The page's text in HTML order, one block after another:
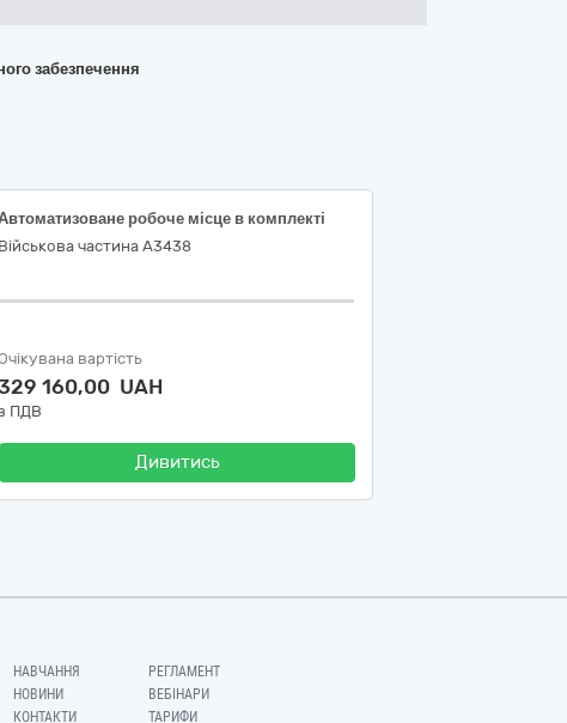
забезпечення
робоче місце в комплекті
Військова частина А3438
вартість
160,00 UAH
ПДВ
Дивитись
НАВЧАННЯ
НОВИНИ
КОНТАКТИ
РЕГЛАМЕНТ
ВЕБІНАРИ
ТАРИФИ